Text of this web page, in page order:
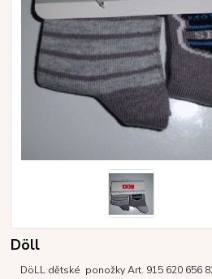
Döll
DöLL dětské ponožky Art. 915 620 656